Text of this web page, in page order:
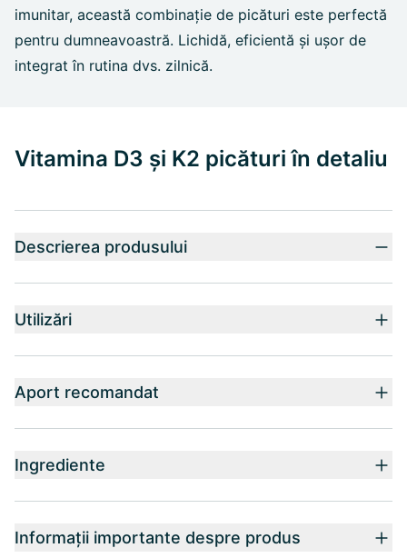
imunitar, această combinație de picături este perfectă
pentru dumneavoastră. Lichidă, eficientă și ușor de
integrat în rutina dvs. zilnică.
Vitamina D3 și K2 picături în detaliu
Descrierea produsului
Utilizări
Aport recomandat
Ingrediente
Informații importante despre produs